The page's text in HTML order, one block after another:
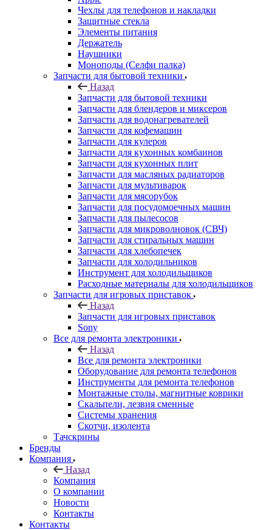
Чехлы для телефонов и накладки
Защитные стекла
Элементы питания
Держатель
Наушники
Моноподы (Селфи палка)
Запчасти для бытовой техники
Назад
Запчасти для бытовой техники
Запчасти для блендеров и миксеров
Запчасти для водонагревателей
Запчасти для кофемашин
Запчасти для кулеров
Запчасти для кухонных комбаинов
Запчасти для кухонных плит
Запчасти для масляных радиаторов
Запчасти для мультиварок
Запчасти для мясорубок
Запчасти для посудомоечных машин
Запчасти для пылесосов
Запчасти для микроволновок (СВЧ)
Запчасти для стиральных машин
Запчасти для хлебопечек
Запчасти для холодильников
Инструмент для холодильщиков
Расходные материалы для холодильщиков
Запчасти для игровых приставок
Назад
Запчасти для игровых приставок
Sony
Все для ремонта электроники
Назад
Все для ремонта электроники
Оборудование для ремонта телефонов
Инструменты для ремонта телефонов
Монтажные столы, магнитные коврики
Скальпели, лезвия сменные
Системы хранения
Скотчи, изолента
Тачскрины
Бренды
Компания
Назад
Компания
О компании
Новости
Контакты
Контакты